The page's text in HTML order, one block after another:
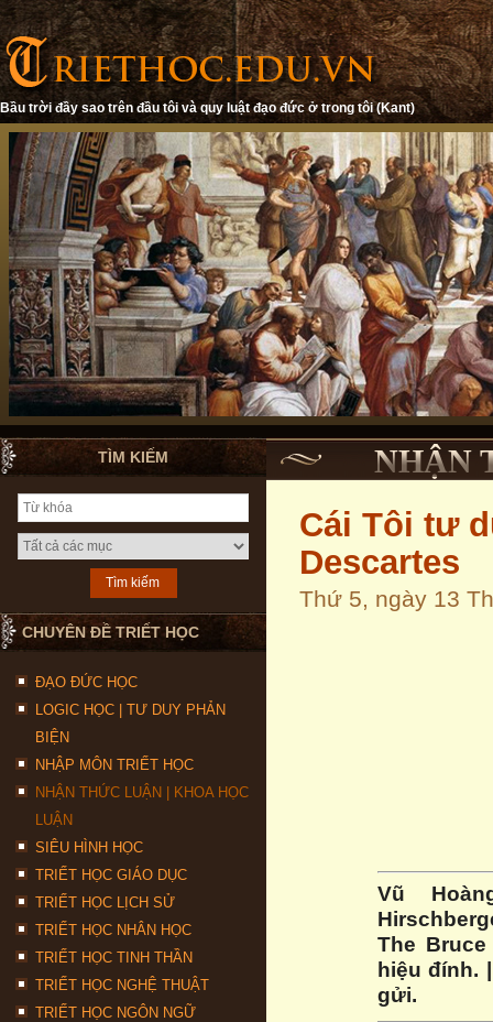
Bầu trời đầy sao trên đầu tôi và quy luật đạo đức ở trong tôi (Kant)
TÌM KIẾM
CHUYÊN ĐỀ TRIẾT HỌC
ĐẠO ĐỨC HỌC
LOGIC HỌC | TƯ DUY PHẢN
BIỆN
NHẬP MÔN TRIẾT HỌC
NHẬN THỨC LUẬN | KHOA HỌC
LUẬN
SIÊU HÌNH HỌC
TRIẾT HỌC GIÁO DỤC
TRIẾT HỌC LỊCH SỬ
TRIẾT HỌC NHÂN HỌC
TRIẾT HỌC TINH THẦN
TRIẾT HỌC NGHỆ THUẬT
TRIẾT HỌC NGÔN NGỮ
NHẬN
Cái Tôi tư
Descartes
Thứ 5, ngày 13
Vũ
The
hiệu đính.
gửi.